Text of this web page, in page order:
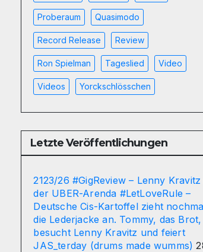
Proberaum Quasimodo
Record Release Review
Ron Spielman Tageslied Video
Videos Yorckschlösschen
Letzte Veröffentlichungen
2123/26 #GigReview – Lenny
der UBER-Arenda #LetLoveRule –
Deutsche Cis-Kartoffel zieht
die Lederjacke an. Tommy, das Brot,
besucht Lenny Kravitz und feiert
JAS_terday (drums made wumms)